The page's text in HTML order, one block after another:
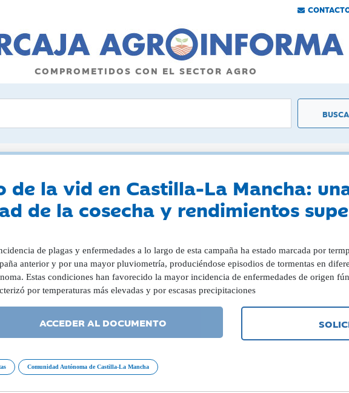
COMPROMETIDOS CON EL SECTOR AGRO
la vid en Castilla-La Mancha:
de la cosecha y rendimientos
de plagas y enfermedades a lo largo de esta campaña ha estado marcada por
anterior y por una mayor pluviometría, produciéndose episodios de tormentas en
Estas condiciones han favorecido la mayor incidencia de enfermedades de origen
por temperaturas más elevadas y por escasas precipitaciones
ACCEDER AL DOCUMENTO
Comunidad Autónoma de Castilla-La Mancha